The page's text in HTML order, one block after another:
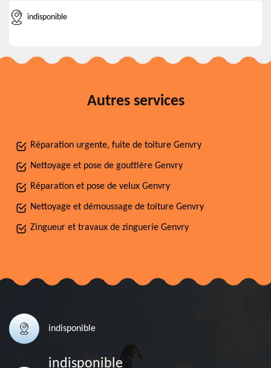
indisponible
Autres services
Réparation urgente, fuite de toiture Genvry
Nettoyage et pose de gouttière Genvry
Réparation et pose de velux Genvry
Nettoyage et démoussage de toiture Genvry
Zingueur et travaux de zinguerie Genvry
indisponible
indisponible